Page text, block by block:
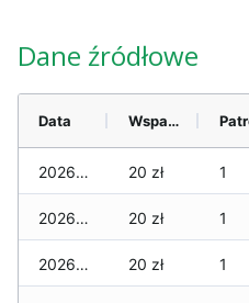
Dane źródłowe
Data Wsparcie
2026-08-10 20 zł 1
2026-08-09 20 zł 1
2026-08-08 20 zł 1